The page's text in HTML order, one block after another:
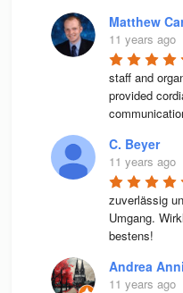
Matthew
11 years ago
staff and
provided
C. Beyer
11 years ago
zuverlässig
Umgang.
bestens!
Andrea
11 years ago